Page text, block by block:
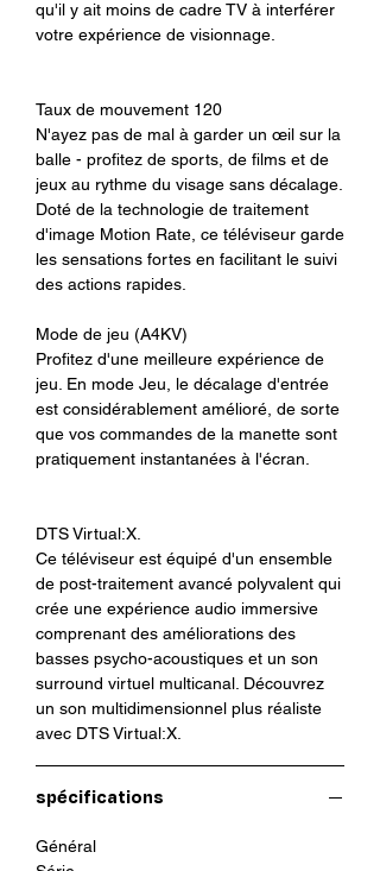
qu'il y ait moins de cadre TV à interférer
votre expérience de visionnage.
Taux de mouvement 120
N'ayez pas de mal à garder un œil sur la
balle - profitez de sports, de films et de
jeux au rythme du visage sans décalage.
Doté de la technologie de traitement
d'image Motion Rate, ce téléviseur garde
les sensations fortes en facilitant le suivi
des actions rapides.
Mode de jeu (A4KV)
Profitez d'une meilleure expérience de
jeu. En mode Jeu, le décalage d'entrée
est considérablement amélioré, de sorte
que vos commandes de la manette sont
pratiquement instantanées à l'écran.
DTS Virtual:X.
Ce téléviseur est équipé d'un ensemble
de post-traitement avancé polyvalent qui
crée une expérience audio immersive
comprenant des améliorations des
basses psycho-acoustiques et un son
surround virtuel multicanal. Découvrez
un son multidimensionnel plus réaliste
avec DTS Virtual:X.
spécifications
Général